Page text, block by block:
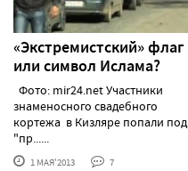
«Экстремистский» флаг
или символ Ислама?
Фото: mir24.net Участники
знаменосного свадебного
кортежа в Кизляре попали под
"пр......
1 МАЯ'2013 7